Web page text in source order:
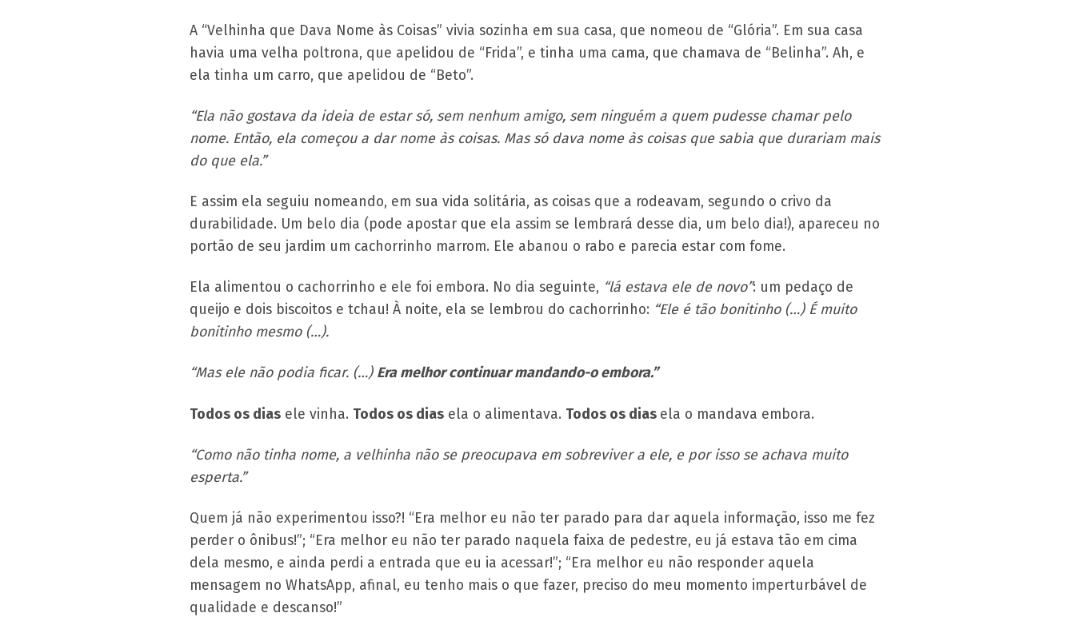
A “Velhinha que Dava Nome às Coisas” vivia sozinha em sua casa, que nomeou de “Glória”. Em sua casa
havia uma velha poltrona, que apelidou de “Frida”, e tinha uma cama, que chamava de “Belinha”. Ah, e
ela tinha um carro, que apelidou de “Beto”.
“Ela não gostava da ideia de estar só, sem nenhum amigo, sem ninguém a quem pudesse chamar pelo
nome. Então, ela começou a dar nome às coisas. Mas só dava nome às coisas que sabia que durariam mais
do que ela.”
E assim ela seguiu nomeando, em sua vida solitária, as coisas que a rodeavam, segundo o crivo da
durabilidade. Um belo dia (pode apostar que ela assim se lembrará desse dia, um belo dia!), apareceu no
portão de seu jardim um cachorrinho marrom. Ele abanou o rabo e parecia estar com fome.
Ela alimentou o cachorrinho e ele foi embora. No dia seguinte, “lá estava ele de novo”: um pedaço de
queijo e dois biscoitos e tchau! À noite, ela se lembrou do cachorrinho: “Ele é tão bonitinho (…) É muito
bonitinho mesmo (…).
“Mas ele não podia ficar. (…) Era melhor continuar mandando-o embora.”
Todos os dias ele vinha. Todos os dias ela o alimentava. Todos os dias ela o mandava embora.
“Como não tinha nome, a velhinha não se preocupava em sobreviver a ele, e por isso se achava muito
esperta.”
Quem já não experimentou isso?! “Era melhor eu não ter parado para dar aquela informação, isso me fez
perder o ônibus!”; “Era melhor eu não ter parado naquela faixa de pedestre, eu já estava tão em cima
dela mesmo, e ainda perdi a entrada que eu ia acessar!”; “Era melhor eu não responder aquela
mensagem no WhatsApp, afinal, eu tenho mais o que fazer, preciso do meu momento imperturbável de
qualidade e descanso!”